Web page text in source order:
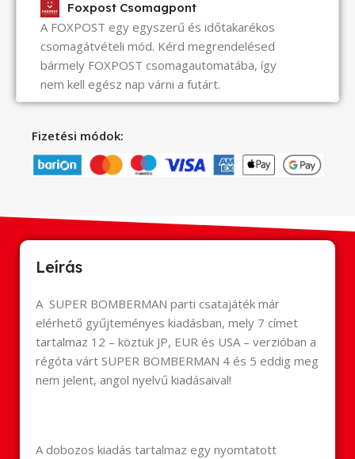
Foxpost Csomagpont
A FOXPOST egy egyszerű és időtakarékos
csomagátvételi mód. Kérd megrendelésed
bármely FOXPOST csomagautomatába, így
nem kell egész nap várni a futárt.
Fizetési módok:
Leírás
A SUPER BOMBERMAN parti csatajáték már
elérhető gyűjteményes kiadásban, mely 7 címet
tartalmaz 12 – köztük JP, EUR és USA – verzióban a
régóta várt SUPER BOMBERMAN 4 és 5 eddig meg
nem jelent, angol nyelvű kiadásaival!
A dobozos kiadás tartalmaz egy nyomtatott